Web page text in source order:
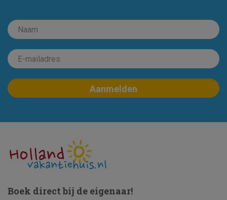
Boek direct bij de eigenaar!